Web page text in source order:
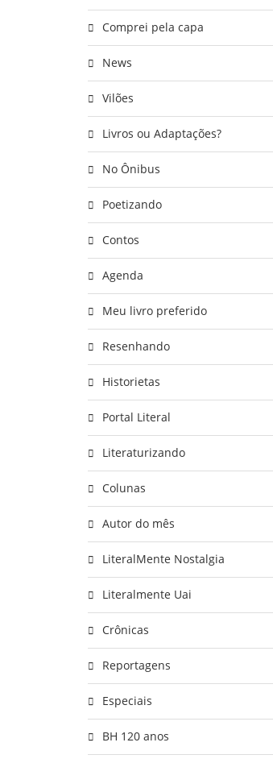
Comprei pela capa
News
Vilões
Livros ou Adaptações?
No Ônibus
Poetizando
Contos
Agenda
Meu livro preferido
Resenhando
Historietas
Portal Literal
Literaturizando
Colunas
Autor do mês
LiteralMente Nostalgia
Literalmente Uai
Crônicas
Reportagens
Especiais
BH 120 anos